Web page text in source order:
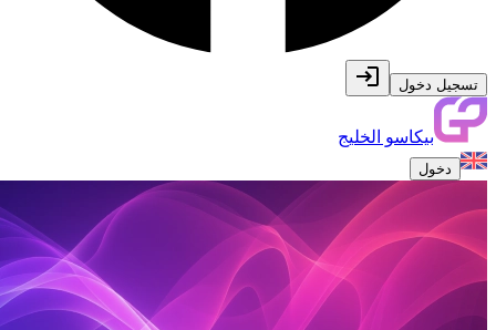
تسجيل دخول
بيكاسو الخليج
دخول